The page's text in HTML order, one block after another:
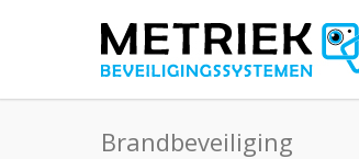
Brandbeveiliging